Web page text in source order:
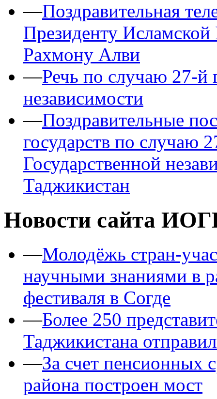
—Поздравительная
Президенту
Рахмону Алви
—Речь по случаю 27-й
независимости
—Поздравительные
государств по случаю
Государственной
Таджикистан
Новости сайта
—Молодёжь стран-
научными знаниями в
фестиваля в Согде
—Более 250
Таджикистана
—За счет пенсионных
района построен мост